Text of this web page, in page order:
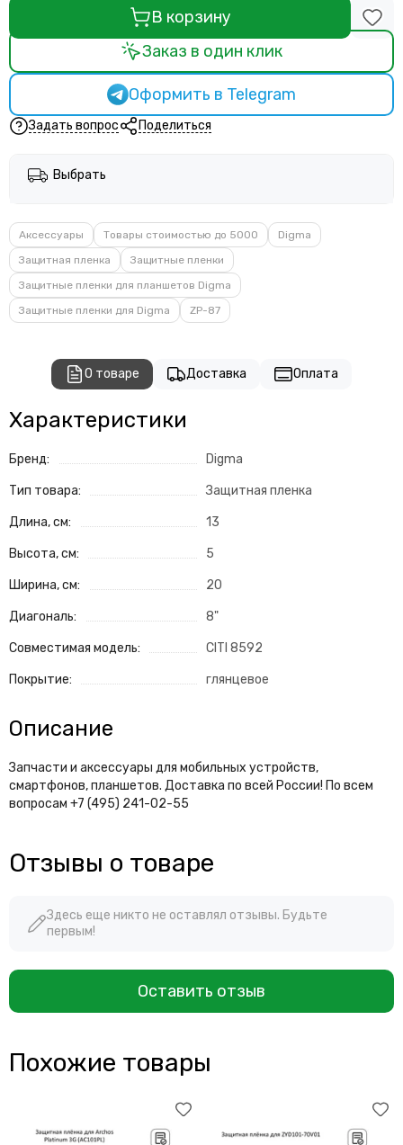
В корзину
Заказ в один клик
Оформить в Telegram
Задать вопрос Поделиться
Выбрать
Аксессуары Товары стоимостью до 5000
Digma
Защитная пленка
Защитные пленки
Защитные пленки для планшетов Digma
Защитные пленки для Digma
ZP-87
О товаре Доставка Оплата
Характеристики
Бренд: Digma
Тип товара: Защитная пленка
Длина, см: 13
Высота, см: 5
Ширина, см: 20
Диагональ: 8"
Совместимая модель: CITI 8592
Покрытие: глянцевое
Описание
Запчасти и аксессуары для мобильных устройств,
смартфонов, планшетов. Доставка по всей России! По всем
вопросам +7 (495) 241-02-55
Отзывы о товаре
Здесь еще никто не оставлял отзывы. Будьте
первым!
Оставить отзыв
Похожие товары